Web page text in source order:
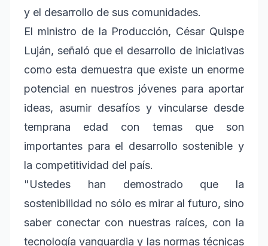
y el desarrollo de sus comunidades.
El ministro de la Producción, César Quispe
Luján, señaló que el desarrollo de iniciativas
como esta demuestra que existe un enorme
potencial en nuestros jóvenes para aportar
ideas, asumir desafíos y vincularse desde
temprana edad con temas que son
importantes para el desarrollo sostenible y
la competitividad del país.
"Ustedes han demostrado que la
sostenibilidad no sólo es mirar al futuro, sino
saber conectar con nuestras raíces, con la
tecnología vanguardia y las normas técnicas